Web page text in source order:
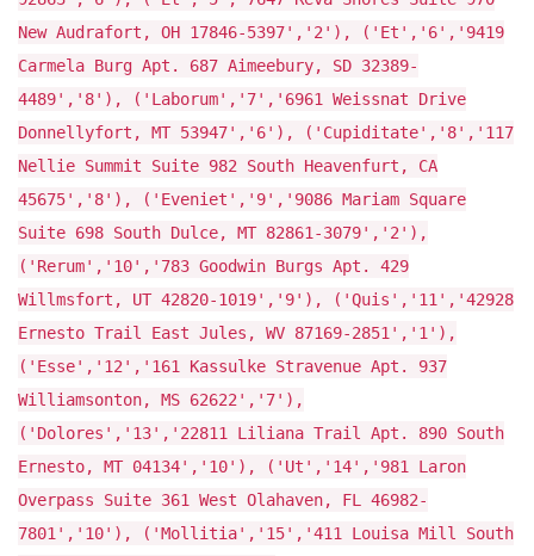
New Audrafort, OH 17846-5397','2'), ('Et','6','9419
Carmela Burg Apt. 687 Aimeebury, SD 32389-
4489','8'), ('Laborum','7','6961 Weissnat Drive
Donnellyfort, MT 53947','6'), ('Cupiditate','8','117
Nellie Summit Suite 982 South Heavenfurt, CA
45675','8'), ('Eveniet','9','9086 Mariam Square
Suite 698 South Dulce, MT 82861-3079','2'),
('Rerum','10','783 Goodwin Burgs Apt. 429
Willmsfort, UT 42820-1019','9'), ('Quis','11','42928
Ernesto Trail East Jules, WV 87169-2851','1'),
('Esse','12','161 Kassulke Stravenue Apt. 937
Williamsonton, MS 62622','7'),
('Dolores','13','22811 Liliana Trail Apt. 890 South
Ernesto, MT 04134','10'), ('Ut','14','981 Laron
Overpass Suite 361 West Olahaven, FL 46982-
7801','10'), ('Mollitia','15','411 Louisa Mill South